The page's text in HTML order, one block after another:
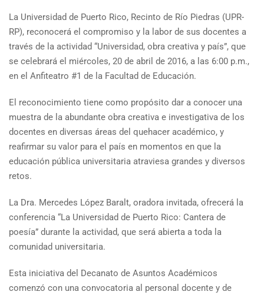
La Universidad de Puerto Rico, Recinto de Río Piedras (UPR-
RP), reconocerá el compromiso y la labor de sus docentes a
través de la actividad “Universidad, obra creativa y país”, que
se celebrará el miércoles, 20 de abril de 2016, a las 6:00 p.m.,
en el Anfiteatro #1 de la Facultad de Educación.
El reconocimiento tiene como propósito dar a conocer una
muestra de la abundante obra creativa e investigativa de los
docentes en diversas áreas del quehacer académico, y
reafirmar su valor para el país en momentos en que la
educación pública universitaria atraviesa grandes y diversos
retos.
La Dra. Mercedes López Baralt, oradora invitada, ofrecerá la
conferencia “La Universidad de Puerto Rico: Cantera de
poesía” durante la actividad, que será abierta a toda la
comunidad universitaria.
Esta iniciativa del Decanato de Asuntos Académicos
comenzó con una convocatoria al personal docente y de